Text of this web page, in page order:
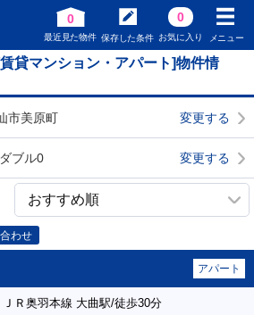
0
最近見た物件 保存した条件
0
お気に入り メニュー
貸マンション・アパート]物件情
市美原町 変更する
ブル0 変更する
わせ
アパート
ＪＲ奥羽本線 大曲駅/徒歩30分